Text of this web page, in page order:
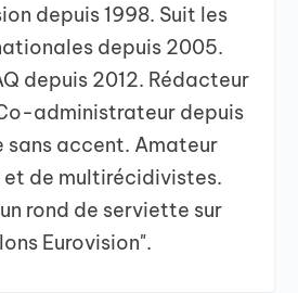
depuis 1998. Suit les
depuis 2005.
depuis 2012. Rédacteur
administrateur depuis
sans accent. Amateur
et de multirécidivistes.
rond de serviette sur
Eurovision".